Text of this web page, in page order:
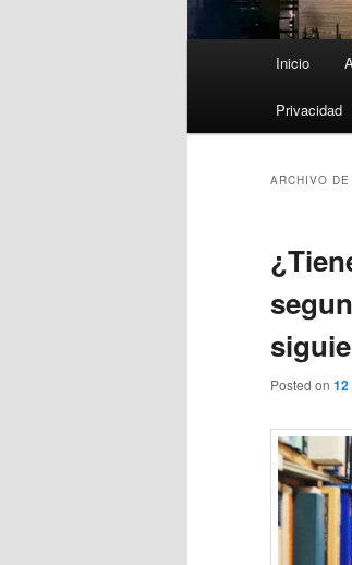
Inicio
Privacidad
ARCHIVO
Posted on 12